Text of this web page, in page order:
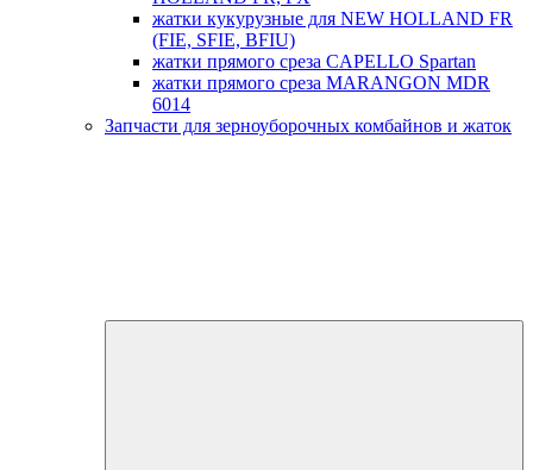
жатки кукурузные для NEW HOLLAND FR
(FIE, SFIE, BFIU)
жатки прямого среза CAPELLO Spartan
жатки прямого среза MARANGON MDR
6014
Запчасти для зерноуборочных комбайнов и жаток